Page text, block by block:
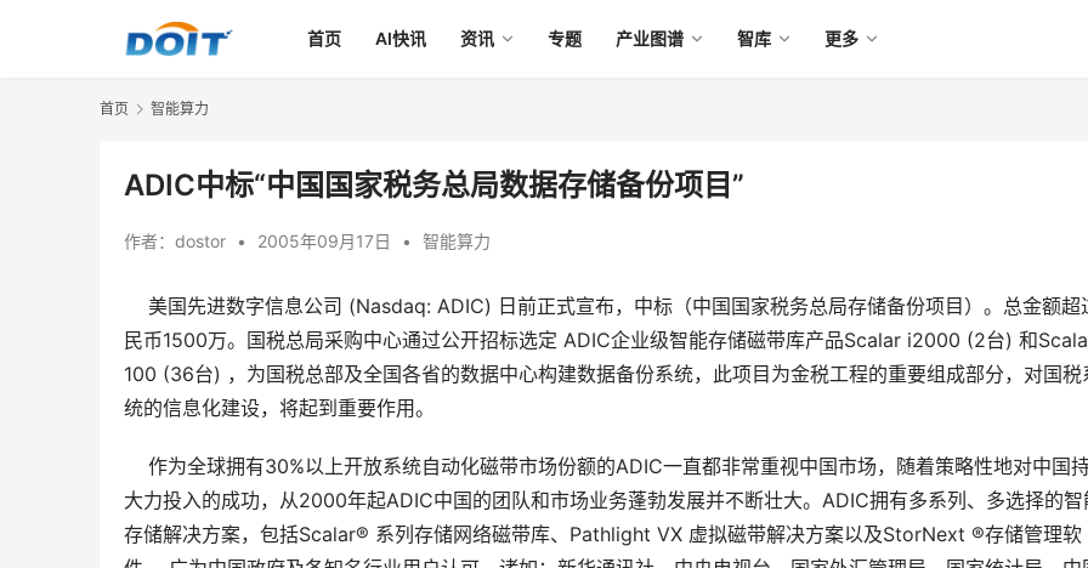
首页 AI快讯 资讯 专题 产业图谱 智库 更多
首页 智能算力
ADIC中标“中国国家税务总局数据存储备份项目”
作者： dostor • 2005年09月17日 • 智能算力
美国先进数字信息公司 (Nasdaq: ADIC) 日前正式宣布，中标（中国国家税务总局存储备份项目）。总金额超
民币1500万。国税总局采购中心通过公开招标选定 ADIC企业级智能存储磁带库产品Scalar i2000 (2台) 和
100 (36台) ，为国税总部及全国各省的数据中心构建数据备份系统，此项目为金税工程的重要组成部分，对国税
统的信息化建设，将起到重要作用。
作为全球拥有30%以上开放系统自动化磁带市场份额的ADIC一直都非常重视中国市场，随着策略性地对中国
大力投入的成功，从2000年起ADIC中国的团队和市场业务蓬勃发展并不断壮大。ADIC拥有多系列、多选择的智
存储解决方案，包括Scalar® 系列存储网络磁带库、Pathlight VX 虚拟磁带解决方案以及StorNext ®存储管理软